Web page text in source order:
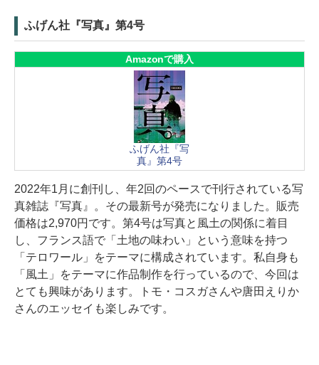
ふげん社『写真』第4号
Amazonで購入
ふげん社『写
真』第4号
2022年1月に創刊し、年2回のペースで刊行されている写
真雑誌『写真』。その最新号が発売になりました。販売
価格は2,970円です。第4号は写真と風土の関係に着目
し、フランス語で「土地の味わい」という意味を持つ
「テロワール」をテーマに構成されています。私自身も
「風土」をテーマに作品制作を行っているので、今回は
とても興味があります。トモ・コスガさんや唐田えりか
さんのエッセイも楽しみです。